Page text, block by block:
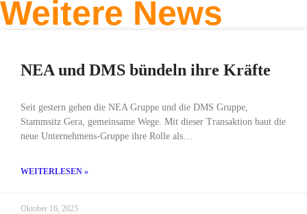
Weitere News
NEA und DMS bündeln ihre Kräfte
Seit gestern gehen die NEA Gruppe und die DMS Gruppe,
Stammsitz Gera, gemeinsame Wege. Mit dieser Transaktion baut die
neue Unternehmens-Gruppe ihre Rolle als…
WEITERLESEN »
Oktober 16, 2025